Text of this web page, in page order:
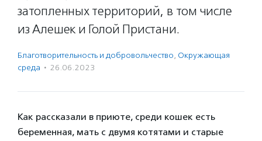
затопленных территорий, в том числе
из Алешек и Голой Пристани.
Благотвори­тель­ность и доброволь­чест­во, Окружающая
среда · 26.06.2023
Как рассказали в приюте, среди кошек есть
беременная, мать с двумя котятами и старые